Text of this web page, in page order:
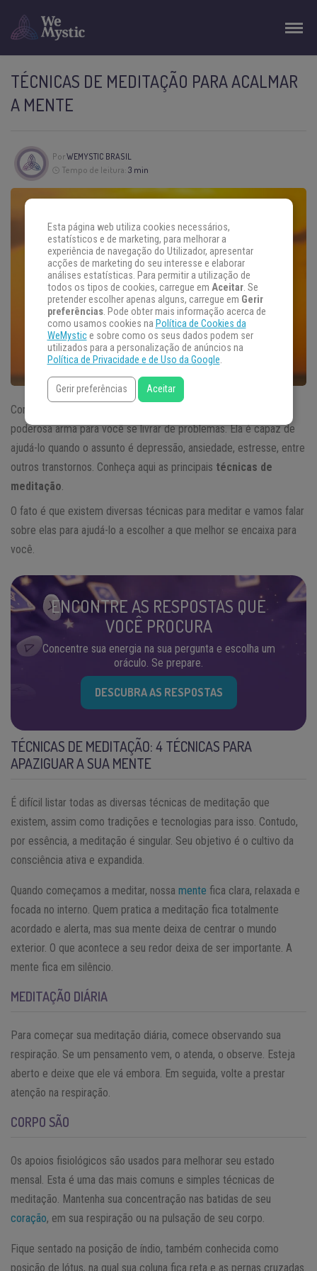
TÉCNICAS DE MEDITAÇÃO PARA ACALMAR
A MENTE
PorWEMYSTIC BRASIL
Tempo de leitura: 3 min
Como já comentamos aqui no WeMystic, a
poderosa arma para você se livrar de problemas. Ela é capaz de
ajudá-lo quando o assunto é depressão, ansiedade, estresse, entre
outros transtornos. Conheça aqui as principais técnicas de
meditação
O fato é que existem diversas técnicas para meditar e vamos falar
sobre elas para ajudá-lo a escolher a que melhor se encaixa para
você.
ENCONTRE AS RESPOSTAS QUE
VOCÊ PROCURA
Concentre sua energia na sua pergunta e escolha um
oráculo. Se prepare.
DESCUBRA AS RESPOSTAS
TÉCNICAS DE MEDITAÇÃO: 4 TÉCNICAS PARA
APAZIGUAR A SUA MENTE
É difícil listar todas as diversas técnicas de meditação que
existem, assim como tradições e tecnologias para isso. Contudo,
por essência, a meditação é singular. Seu objetivo é o cultivo da
consciência ativa e expandida.
Quando começamos a meditar, nossa mente fica clara, relaxada e
focada no interno. Quem pratica a meditação fica totalmente
acordado e alerta, mas sua mente deixa de centrar o mundo
exterior. O que acontece a seu redor deixa de ser importante. A
mente fica em silêncio.
MEDITAÇÃO DIÁRIA
Para começar sua meditação diária, comece observando sua
respiração. Se um pensamento vem, o atenda, o observe. Esteja
aberto e deixe que ele vá embora. Em seguida, volte a prestar
atenção na respiração.
CORPO SÃO
Os apoios fisiológicos são usados para melhorar seu estado
mensal. Esta é uma das mais comuns e simples técnicas de
meditação. Mantenha sua concentração nas batidas de seu
coração, em sua respiração ou na pulsação de seu corpo.
Fique sentado na posição de índio, também conhecida como
posição de lótus, na qual sua coluna fica reta e as pernas cruzadas.
Esta página web utiliza cookies necessários,
estatísticos e de marketing, para melhorar a
experiência de navegação do Utilizador, apresentar
acções de marketing do seu interesse e elaborar
análises estatísticas. Para permitir a utilização de
todos os tipos de cookies, carregue em Aceitar. Se
pretender escolher apenas alguns, carregue em Gerir
preferências. Pode obter mais informação acerca de
como usamos cookies na Política de Cookies da
WeMystice sobre como os seus dados podem ser
utilizados para a personalização de anúncios na
Política de Privacidade e de Uso da Google.
Gerir preferências Aceitar